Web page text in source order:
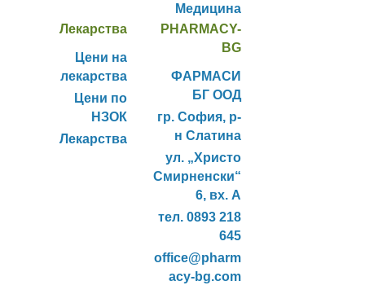
Медицина
Лекарства
Цени на
лекарства
Цени по
НЗОК
Лекарства
PHARMACY-
BG
ФАРМАСИ
БГ ООД
гр. София, р-
н Слатина
ул. „Христо
Смирненски“
6, вх. А
тел. 0893 218
645
office@pharm
acy-bg.com